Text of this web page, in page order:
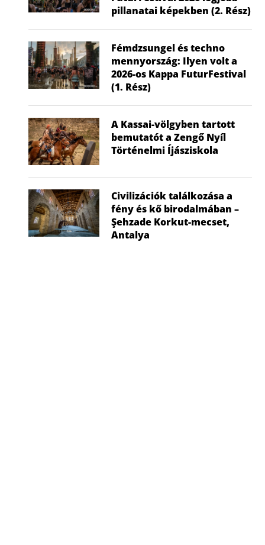
pillanatai képekben (2. Rész)
Fémdzsungel és techno
mennyország: Ilyen volt a
2026-os Kappa FuturFestival
(1. Rész)
A Kassai-völgyben tartott
bemutatót a Zengő Nyíl
Történelmi Íjásziskola
Civilizációk találkozása a
fény és kő birodalmában –
Şehzade Korkut-mecset,
Antalya